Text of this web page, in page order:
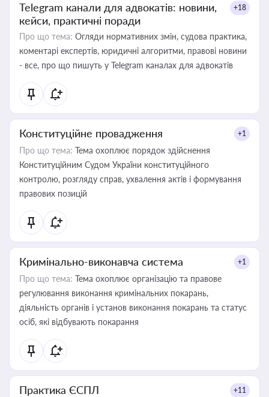
Telegram канали для адвокатів: новини,
кейси, практичні поради
+18
Про що тема: Огляди нормативних змін, судова практика,
коментарі експертів, юридичні алгоритми, правові новини
- все, про що пишуть у Telegram каналах для адвокатів
Конституційне провадження +1
Про що тема: Тема охоплює порядок здійснення
Конституційним Судом України конституційного
контролю, розгляду справ, ухвалення актів і формування
правових позицій
Кримінально-виконавча система +1
Про що тема: Тема охоплює організацію та правове
регулювання виконання кримінальних покарань,
діяльність органів і установ виконання покарань та статус
осіб, які відбувають покарання
Практика ЄСПЛ +11